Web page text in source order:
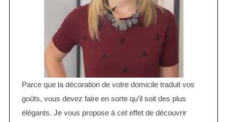
Parce que la décoration de votre domicile traduit vos
goûts, vous devez faire en sorte qu’il soit des plus
élégants. Je vous propose à cet effet de découvrir